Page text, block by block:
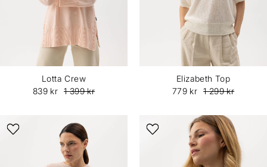
Lotta Crew
839 kr 1 399 kr
Elizabeth Top
779 kr 1 299 kr